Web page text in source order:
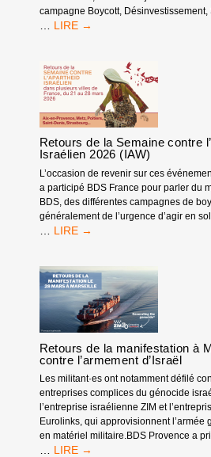
campagne Boycott, Désinvestissement,
WEEK-
FORMATION
ET
D’ÉCHANGE
DE
LA
CAMPAGNE
BDS
FRANCE
Retours de la Semaine contre
Israélien 2026 (IAW)
L’occasion de revenir sur ces
a participé BDS France pour parler du
BDS, des différentes campagnes de
généralement de l’urgence d’agir en
RETOURS
SEMAINE
CONTRE
L’APARTHEID
ISRAÉLIEN
2026
(IAW)
Retours de la manifestation à
contre l’armement d’Israël
Les militant·es ont notamment défilé
entreprises complices du génocide
l’entreprise israélienne ZIM et
Eurolinks, qui approvisionnent l’armée
en matériel militaire.BDS Provence a
RETOURS